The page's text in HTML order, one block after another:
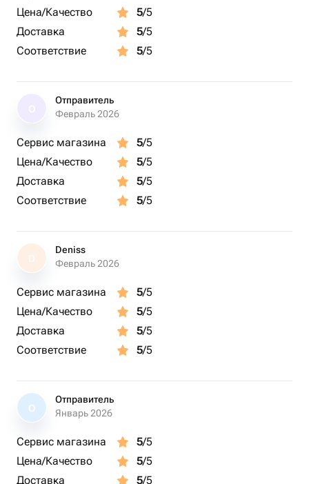
Цена/Качество
5/5
Доставка
5/5
Соответствие
5/5
Отправитель
Февраль 2026
Сервис магазина 5/5
Цена/Качество
5/5
Доставка
5/5
Соответствие
5/5
D
Deniss
Февраль 2026
Сервис магазина 5/5
Цена/Качество
5/5
Доставка
5/5
Соответствие
5/5
О
Отправитель
Январь 2026
Сервис магазина 5/5
Цена/Качество
5/5
Доставка
5/5